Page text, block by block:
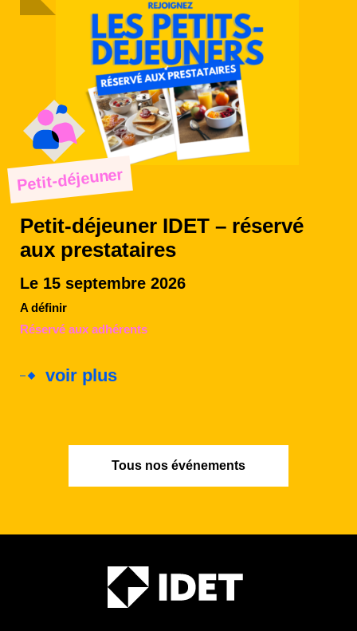
Petit-déjeuner
Petit-déjeuner IDET – réservé
aux prestataires
Le 15 septembre 2026
A définir
Réservé aux adhérents
voir plus
Tous nos événements